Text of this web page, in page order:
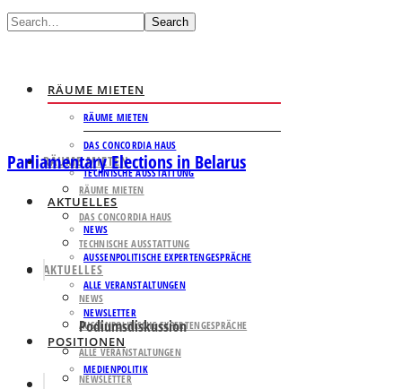
Search
RÄUME MIETEN
RÄUME MIETEN
DAS CONCORDIA HAUS
TECHNISCHE AUSSTATTUNG
AKTUELLES
NEWS
AUSSENPOLITISCHE EXPERTENGESPRÄCHE
ALLE VERANSTALTUNGEN
NEWSLETTER
POSITIONEN
MEDIENPOLITIK
RÄUME MIETEN
RÄUME MIETEN
DAS CONCORDIA HAUS
TECHNISCHE AUSSTATTUNG
AKTUELLES
NEWS
AUSSENPOLITISCHE EXPERTENGESPRÄCHE
ALLE VERANSTALTUNGEN
NEWSLETTER
Parliamentary Elections in Belarus
Podiumsdiskussion